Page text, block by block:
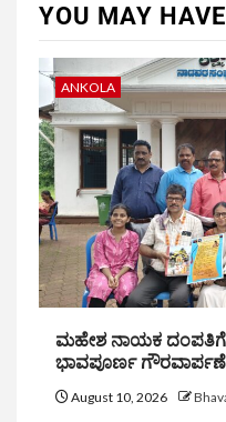
YOU MAY
ANKOLA
ಮಹೇಶ ನಾಯಕ ದಂಪತಿಗೆ
ಭಾವಪೂರ್ಣ ಗೌರವಾರ್ಪಣೆ
August 10, 2026